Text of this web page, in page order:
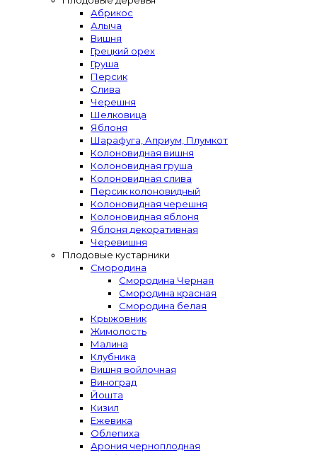
Абрикос
Алыча
Вишня
Грецкий орех
Груша
Персик
Слива
Черешня
Шелковица
Яблоня
Шарафуга, Априум, Плумкот
Колоновидная вишня
Колоновидная груша
Колоновидная слива
Персик колоновидный
Колоновидная черешня
Колоновидная яблоня
Яблоня декоративная
Черевишня
Плодовые кустарники
Смородина
Смородина Черная
Смородина красная
Смородина белая
Крыжовник
Жимолость
Малина
Клубника
Вишня войлочная
Виноград
Йошта
Кизил
Ежевика
Облепиха
Арония черноплодная